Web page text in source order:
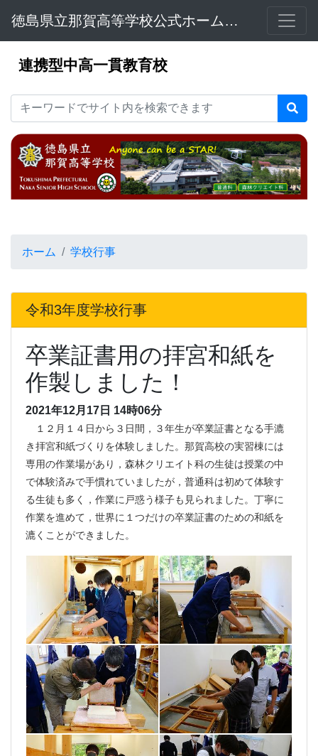
徳島県立那賀高等学校公式ホームページ
連携型中高一貫教育校
ホーム 学校行事
令和3年度学校行事
卒業証書用の拝宮和紙を
作製しました！
2021年12月17日 14時06分
１２月１４日から３日間，３年生が卒業証書となる手漉
き拝宮和紙づくりを体験しました。那賀高校の実習棟には
専用の作業場があり，森林クリエイト科の生徒は授業の中
で体験済みで手慣れていましたが，普通科は初めて体験す
る生徒も多く，作業に戸惑う様子も見られました。丁寧に
作業を進めて，世界に１つだけの卒業証書のための和紙を
漉くことができました。